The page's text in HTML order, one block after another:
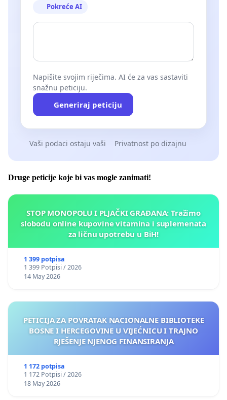
Pokreće AI
Napišite svojim riječima. AI će za vas sastaviti
snažnu peticiju.
Generiraj peticiju
Vaši podaci ostaju vaši Privatnost po dizajnu
Druge peticije koje bi vas mogle zanimati!
STOP MONOPOLU I PLJAČKI GRAĐANA: Tražimo
slobodu online kupovine vitamina i suplemenata
za ličnu upotrebu u BiH!
1 399 potpisa
1 399 Potpisi / 2026
14 May 2026
PETICIJA ZA POVRATAK NACIONALNE BIBLIOTEKE
BOSNE I HERCEGOVINE U VIJEĆNICU I TRAJNO
RJEŠENJE NJENOG FINANSIRANJA
1 172 potpisa
1 172 Potpisi / 2026
18 May 2026